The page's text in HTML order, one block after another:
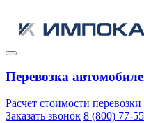
Перевозка
Расчет стоимости
Заказать звонок 8 (800) 77-